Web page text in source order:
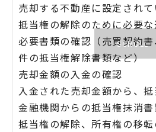
売却する不動産に設定され
抵当権の解除のために必要
必要書類の確認（売買契約
件の抵当権解除書類など）
売却金額の入金の確認
入金された売却金額から、
金融機関からの抵当権抹消
抵当権の解除、所有権の移